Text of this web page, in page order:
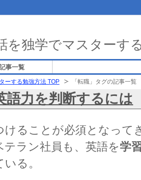
ーする勉強方法 TOP 「転職」タグの記事一覧
語力を判断するには
けることが必須となって
テラン社員も、英語を学
る。
を独学でマスターす
事一覧